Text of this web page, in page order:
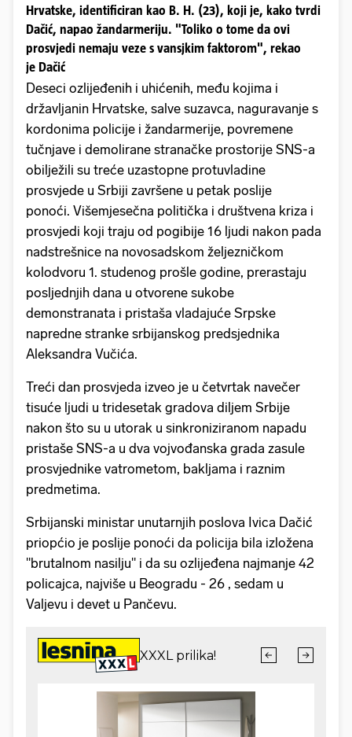
Hrvatske, identificiran kao B. H. (23), koji je, kako tvrdi
Dačić, napao žandarmeriju. "Toliko o tome da ovi
prosvjedi nemaju veze s vansjkim faktorom", rekao
je Dačić
Deseci ozlijeđenih i uhićenih, među kojima i
državljanin Hrvatske, salve suzavca, naguravanje s
kordonima policije i žandarmerije, povremene
tučnjave i demolirane stranačke prostorije SNS-a
obilježili su treće uzastopne protuvladine
prosvjede u Srbiji završene u petak poslije
ponoći. Višemjesečna politička i društvena kriza i
prosvjedi koji traju od pogibije 16 ljudi nakon pada
nadstrešnice na novosadskom željezničkom
kolodvoru 1. studenog prošle godine, prerastaju
posljednjih dana u otvorene sukobe
demonstranata i pristaša vladajuće Srpske
napredne stranke srbijanskog predsjednika
Aleksandra Vučića.
Treći dan prosvjeda izveo je u četvrtak navečer
tisuće ljudi u tridesetak gradova diljem Srbije
nakon što su u utorak u sinkroniziranom napadu
pristaše SNS-a u dva vojvođanska grada zasule
prosvjednike vatrometom, bakljama i raznim
predmetima.
Srbijanski ministar unutarnjih poslova Ivica Dačić
priopćio je poslije ponoći da policija bila izložena
"brutalnom nasilju" i da su ozlijeđena najmanje 42
policajca, najviše u Beogradu - 26 , sedam u
Valjevu i devet u Pančevu.